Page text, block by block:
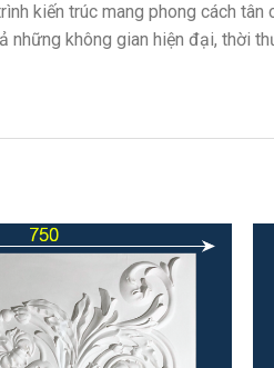
kiến trúc mang phong cách
không gian hiện đại, thời